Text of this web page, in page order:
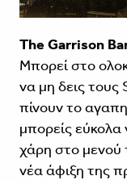
The Garrison
Μπορεί στο
να μη δεις τους
πίνουν το
μπορείς εύκολα
χάρη στο
νέα άφιξη της